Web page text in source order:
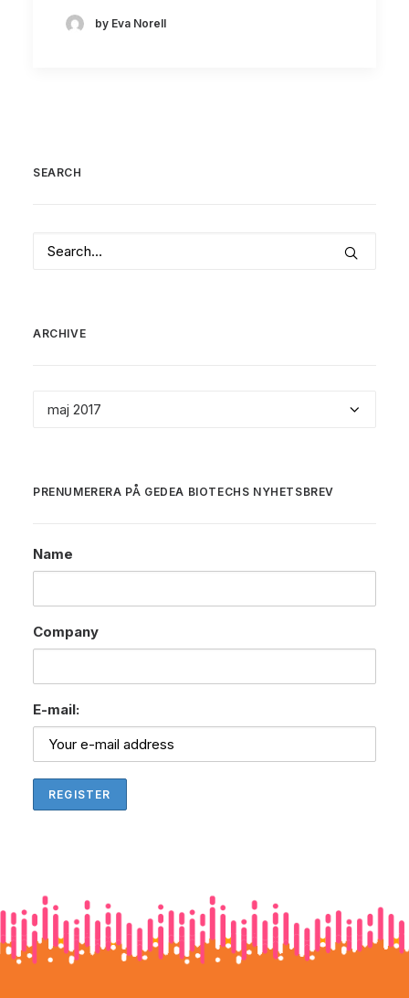
by Eva Norell
SEARCH
ARCHIVE
Archive
PRENUMERERA PÅ GEDEA BIOTECHS NYHETSBREV
Name
Company
E-mail: